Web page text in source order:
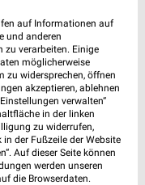
| Geöffnet
auf Informationen auf
und anderen
zu verarbeiten. Einige
möglicherweise
zu widersprechen, öffnen
akzeptieren, ablehnen
verwalten“
in der linken
zu widerrufen,
der Fußzeile der Website
Auf dieser Seite können
werden unseren
die Browserdaten.